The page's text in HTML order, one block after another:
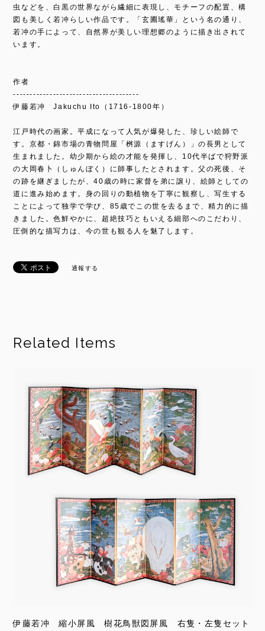
虫などを、白黒の世界ながら繊細に表現し、モチーフの配置、構
図も美しく若冲らしい作品です。「玄圃瑤華」という名の通り、
若冲の手によって、自然界が美しい理想郷のように描き出されて
います。
作者
--------------------------------------
伊藤若冲 Jakuchu Ito（1716-1800年）
江戸時代の画家。平成になって人気が爆発した、珍しい絵師で
す。京都・錦市場の青物問屋「桝源（ますげん）」の長男として
生まれました。幼少期から絵の才能を発揮し、10代半ばで狩野派
の大岡春卜（しゅんぼく）に師事したとされます。父の死後、そ
の跡を継ぎましたが、40歳の時に家督を弟に譲り、絵師としての
道に進み始めます。身の回りの動植物を丁寧に観察し、写生する
ことによって独学で学び、85歳でこの世を去るまで、精力的に描
きました。色鮮やかに、超絶技巧ともいえる細部へのこだわり、
圧倒的な描写力は、今の世も観る人を魅了します。
通報する
Related Items
伊藤若冲 縮小屏風 樹花鳥獣図屏風 右隻・左隻セット